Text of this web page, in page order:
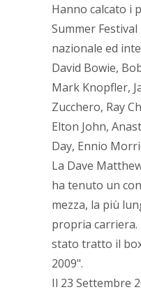
Hanno calcato i
Summer
nazionale ed
David Bowie,
Mark Knopfler,
Zucchero, Ray
Elton John,
Day, Ennio
La Dave
ha tenuto un
mezza, la più
propria carriera.
stato tratto il
2009".
Il 23 Settembre